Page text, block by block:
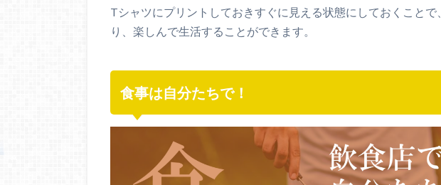
Tシャツにプリントしておきすぐに見える状態にしておくこと
り、楽しんで生活することができます。
食事は自分たちで！